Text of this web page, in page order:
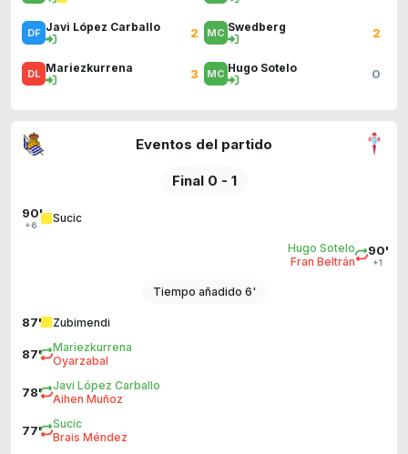
Javi López Carballo 2
Mariezkurrena 3
Swedberg 2
Hugo Sotelo 0
Eventos del partido
Final 0 - 1
90'
+6
Sucic
90'
+1
Hugo Sotelo
Fran Beltrán
Tiempo añadido 6'
87' Zubimendi
87'
Mariezkurrena
Oyarzabal
78'
Javi López Carballo
Aihen Muñoz
77'
Sucic
Brais Méndez